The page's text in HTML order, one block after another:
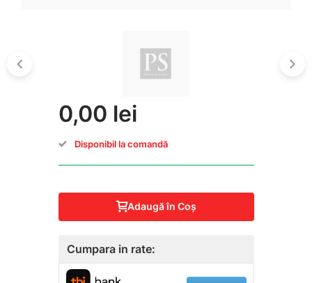
0,00 lei
Disponibil la comandă
Adaugă în Coş
Cumpara in rate: